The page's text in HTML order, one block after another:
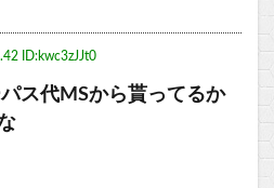
ID:kwc3zJJt0
ス代MSから貰ってるか